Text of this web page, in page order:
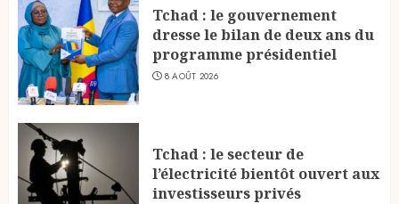
Tchad : le gouvernement
dresse le bilan de deux ans du
programme présidentiel
8 AOÛT 2026
Tchad : le secteur de
l’électricité bientôt ouvert aux
investisseurs privés